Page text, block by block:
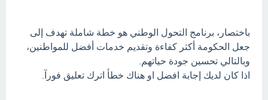
باختصار، برنامج التحول الوطني هو خطة شاملة تهدف إلى
جعل الحكومة أكثر كفاءة وتقديم خدمات أفضل للمواطنين،
وبالتالي تحسين جودة حياتهم.
اذا كان لديك إجابة افضل او هناك خطأ اترك تعليق فورآ.